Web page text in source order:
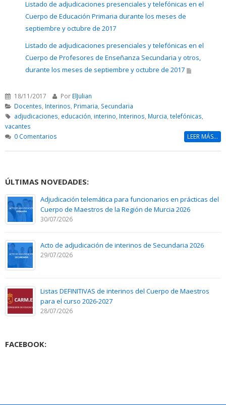
Listado de adjudicaciones presenciales y telefónicas en el
Cuerpo de Educación Primaria durante los meses de
septiembre y octubre de 2017
Listado de adjudicaciones presenciales y telefónicas en el
Cuerpo de Profesores de Enseñanza Secundaria y otros,
durante los meses de septiembre y octubre de 2017
18/11/2017 Por ElJulian
Docentes, Interinos, Primaria, Secundaria
adjudicaciones, educación, interino, Interinos, Murcia, telefónicas,
vacantes
0 Comentarios
LEER MÁS...
ÚLTIMAS NOVEDADES:
Adjudicación telemática para funcionarios en prácticas del
Cuerpo de Maestros de la Región de Murcia 2026
30/07/2026
Acto de adjudicación de interinos de Secundaria 2026
29/07/2026
Listas DEFINITIVAS de interinos del Cuerpo de Maestros
para el curso 2026-2027
28/07/2026
FACEBOOK: